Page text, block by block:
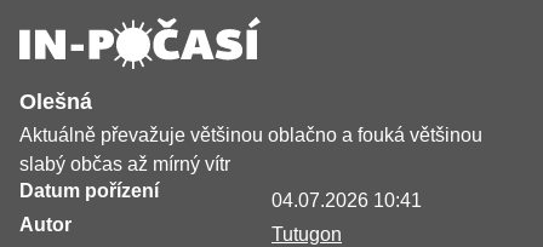
Olešná
Aktuálně převažuje většinou oblačno a fouká většinou
slabý občas až mírný vítr
Datum pořízení
04.07.2026 10:41
Autor
Tutugon